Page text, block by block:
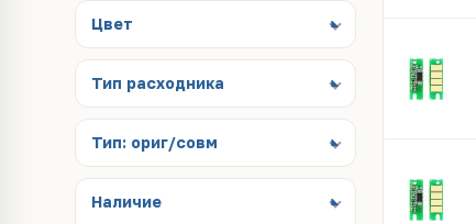
Цвет
Тип расходника
Тип: ориг/совм
Наличие